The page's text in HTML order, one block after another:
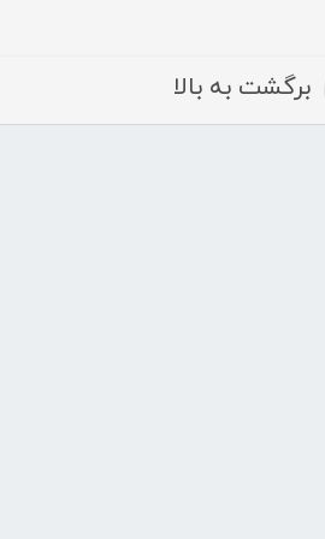
برگشت به بالا